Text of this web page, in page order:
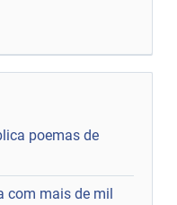
poemas de
com mais de mil